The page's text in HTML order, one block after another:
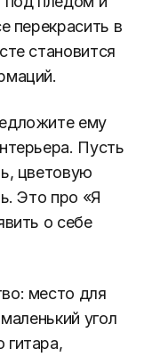
перекрасить в
становится
ему
Пусть
цветовую
Это про «Я
о себе
место для
угол